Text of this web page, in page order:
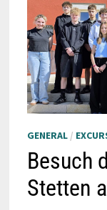
GENERAL/
Besuch
Stetten